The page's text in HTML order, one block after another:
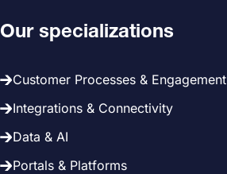
Our specializations
Customer Processes & Engagement
Integrations & Connectivity
Data & AI
Portals & Platforms